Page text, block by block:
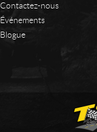
Contactez-nous
Événements
Blogue